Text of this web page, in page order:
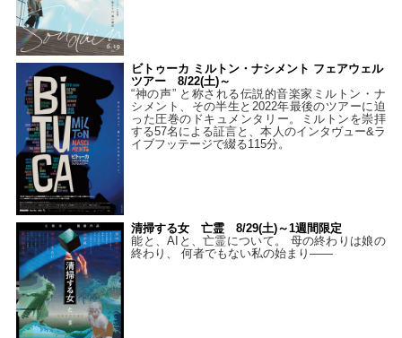
ビトゥーカ ミルトン・ナシメント フェアウェル
ツアー 8/22(土)～
“神の声” と称される伝説的音楽家ミルトン・ナ
シメント、その半生と2022年最後のツアーに迫
った圧巻のドキュメンタリー。ミルトンを崇拝
する57名による証言と、本人のインタヴュー&ラ
イブフッテージで綴る115分。
清掃する女 亡霊 8/29(土)～1週間限定
能と、AIと、亡霊について。 母の終わりは娘の
終わり、 何者でもない私の始まり――